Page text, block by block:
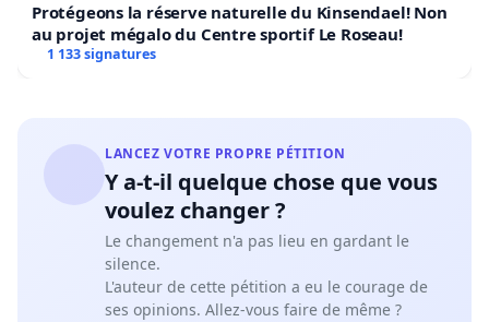
Protégeons la réserve naturelle du Kinsendael! Non
au projet mégalo du Centre sportif Le Roseau!
1 133 signatures
LANCEZ VOTRE PROPRE PÉTITION
Y a-t-il quelque chose que vous
voulez changer ?
Le changement n'a pas lieu en gardant le
silence.
L'auteur de cette pétition a eu le courage de
ses opinions. Allez-vous faire de même ?